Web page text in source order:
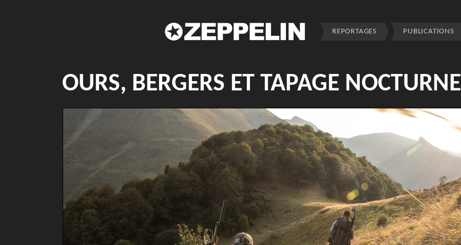
REPORTAGES PUBLICATIONS
OURS, BERGERS ET TAPAGE NOCTURNE